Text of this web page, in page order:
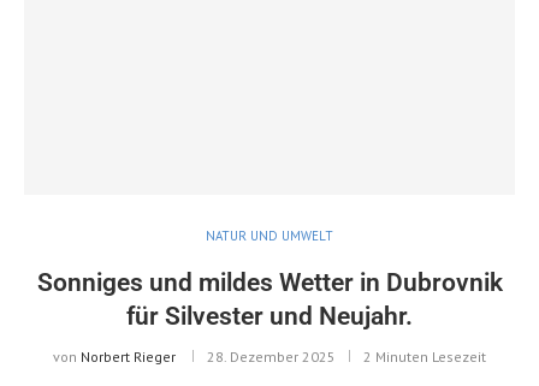
NATUR UND UMWELT
Sonniges und mildes Wetter in Dubrovnik
für Silvester und Neujahr.
von Norbert Rieger 28. Dezember 2025 2 Minuten Lesezeit